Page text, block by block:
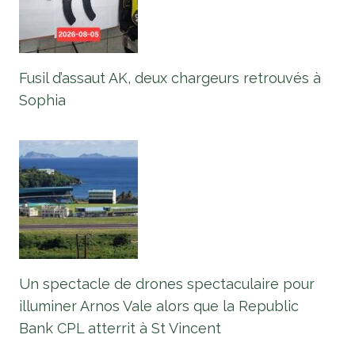
Fusil d’assaut AK, deux chargeurs retrouvés à
Sophia
Un spectacle de drones spectaculaire pour
illuminer Arnos Vale alors que la Republic
Bank CPL atterrit à St Vincent